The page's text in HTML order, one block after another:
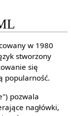
w 1980
stworzony
się
popularność.
pozwala
nagłówki,